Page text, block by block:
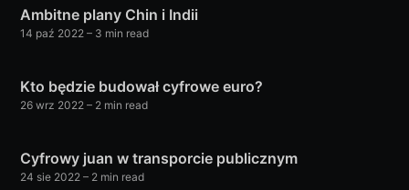
Ambitne plany Chin i Indii
14 paź 2022 – 3 min read
Kto będzie budował cyfrowe euro?
26 wrz 2022 – 2 min read
Cyfrowy juan w transporcie publicznym
24 sie 2022 – 2 min read